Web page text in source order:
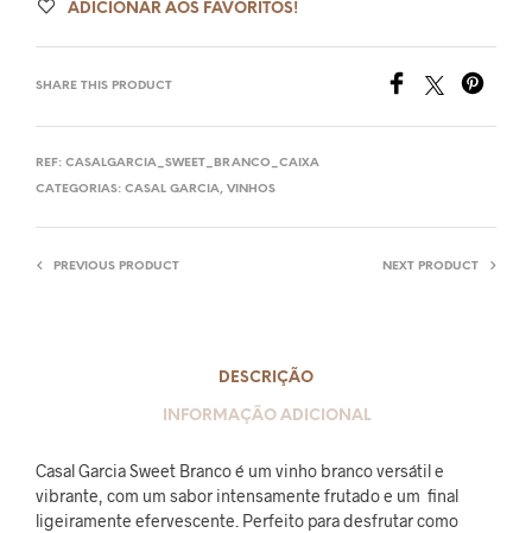
ADICIONAR AOS FAVORITOS!
SHARE THIS PRODUCT
REF: CASALGARCIA_SWEET_BRANCO_CAIXA
CATEGORIAS: CASAL GARCIA, VINHOS
PREVIOUS PRODUCT NEXT PRODUCT
DESCRIÇÃO
INFORMAÇÃO ADICIONAL
Casal Garcia Sweet Branco é um vinho branco versátil e
vibrante, com um sabor intensamente frutado e um final
ligeiramente efervescente. Perfeito para desfrutar como